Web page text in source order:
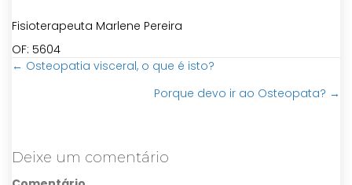
Fisioterapeuta Marlene Pereira
OF: 5604
Posts
← Osteopatia visceral, o que é isto?
Porque devo ir ao Osteopata? →
Deixe um comentário